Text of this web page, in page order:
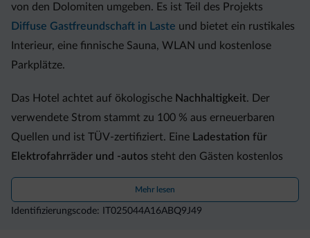
von den Dolomiten umgeben. Es ist Teil des Projekts
Diffuse Gastfreundschaft in Laste und bietet ein rustikales
Interieur, eine finnische Sauna, WLAN und kostenlose
Parkplätze.
Das Hotel achtet auf ökologische Nachhaltigkeit. Der
verwendete Strom stammt zu 100 % aus erneuerbaren
Quellen und ist TÜV-zertifiziert. Eine Ladestation für
Elektrofahrräder und -autos steht den Gästen kostenlos
zur Verfügung.
Das Digonera Historic Hotel liegt 20 Fahrminuten vom
Mehr lesen
Identifizierungscode: IT025044A16ABQ9J49